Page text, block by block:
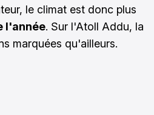
le climat est donc plus
l'année. Sur l'Atoll Addu, la
marquées qu'ailleurs.